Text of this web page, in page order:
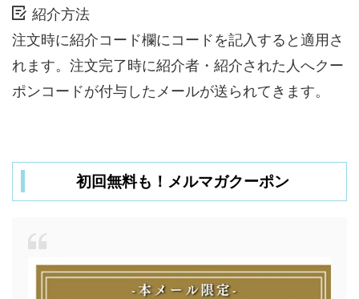
紹介方法
注文時に紹介コード欄にコードを記入すると適用さ
れます。注文完了時に紹介者・紹介された人へクー
ポンコードが付与したメールが送られてきます。
初回無料も！メルマガクーポン